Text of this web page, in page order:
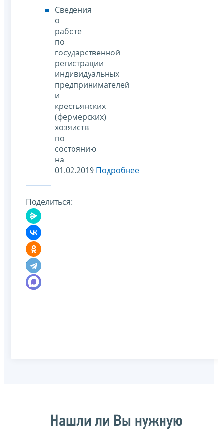
Сведения
о
работе
по
государственной
регистрации
индивидуальных
предпринимателей
и
крестьянских
(фермерских)
хозяйств
по
состоянию
на
01.02.2019 Подробнее
Поделиться:
Нашли ли Вы нужную